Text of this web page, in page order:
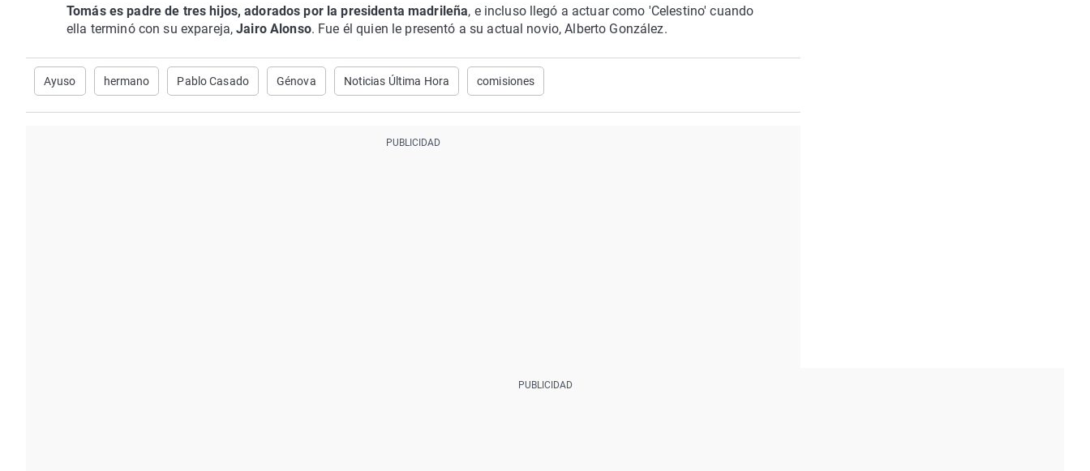
Tomás es padre de tres hijos, adorados por la presidenta madrileña, e incluso llegó a actuar como 'Celestino' cuando
ella terminó con su expareja,Jairo Alonso. Fue él quien le presentó a su actual novio, Alberto González.
Ayuso hermano Pablo Casado Génova Noticias Última Hora comisiones